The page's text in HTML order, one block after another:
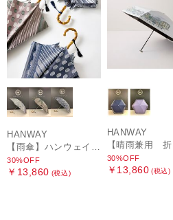
HANWAY
30%OFF
￥13,860 (税込)
HANWAY
30%OFF
￥13,860 (税込)